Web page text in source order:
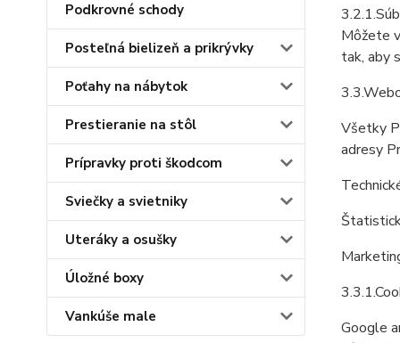
Podkrovné schody
Posteľná bielizeň a prikrývky
Poťahy na nábytok
Prestieranie na stôl
Prípravky proti škodcom
Sviečky a svietniky
Uteráky a osušky
Úložné boxy
Vankúše male
Môžete
tak, aby
Všetky
adresy
Google